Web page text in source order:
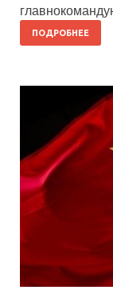
ПОДРОБНЕЕ